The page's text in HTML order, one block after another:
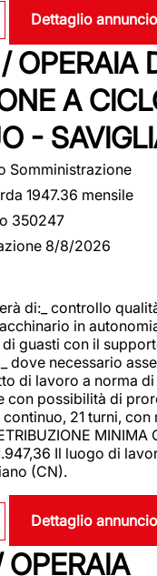
Dettaglio annuncio
OPERAIA
A
-
Somministrazione
1947.36 mensile
350247
8/8/2026
di:_ controllo
in
guasti con il
dove necessario
di lavoro a norma
con possibilità di
21 turni, con
MINIMA
Il luogo di
(CN).
Dettaglio annuncio
OPERAIA